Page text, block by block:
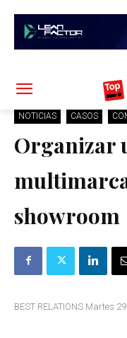
NOTICIAS CASOS
Organizar
showroom
BEST RELATIONS Martes